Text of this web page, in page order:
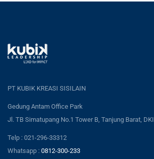
PT KUBIK KREASI SISILAIN
Gedung Antam Office Park
Jl. TB Simatupang No.1 Tower B, Tanjung Barat,
Telp : 021-296-33312
Whatsapp : 0812-300-233